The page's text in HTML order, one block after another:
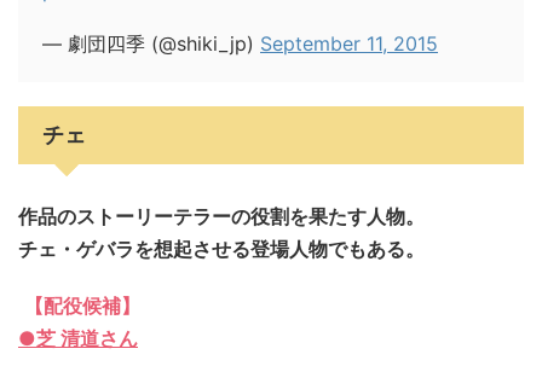
— 劇団四季 (@shiki_jp) September 11, 2015
チェ
作品のストーリーテラーの役割を果たす人物。
チェ・ゲバラを想起させる登場人物でもある。
【配役候補】
●芝 清道さん